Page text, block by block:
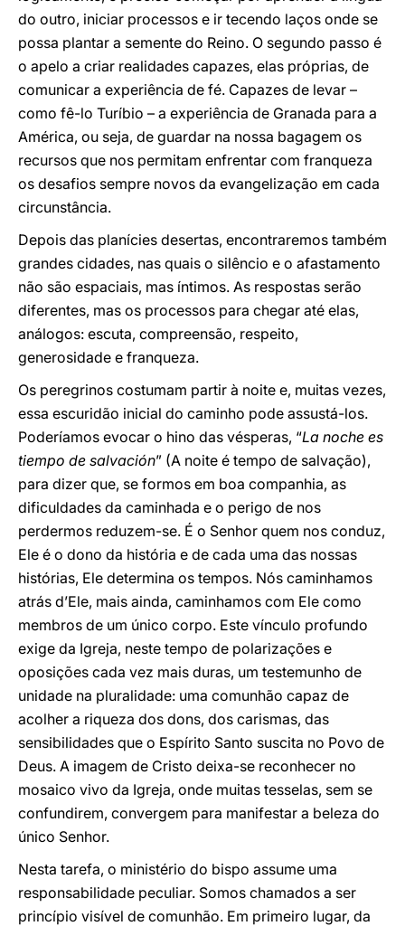
do outro, iniciar processos e ir tecendo laços onde se
possa plantar a semente do Reino. O segundo passo é
o apelo a criar realidades capazes, elas próprias, de
comunicar a experiência de fé. Capazes de levar –
como fê-lo Turíbio – a experiência de Granada para a
América, ou seja, de guardar na nossa bagagem os
recursos que nos permitam enfrentar com franqueza
os desafios sempre novos da evangelização em cada
circunstância.
Depois das planícies desertas, encontraremos também
grandes cidades, nas quais o silêncio e o afastamento
não são espaciais, mas íntimos. As respostas serão
diferentes, mas os processos para chegar até elas,
análogos: escuta, compreensão, respeito,
generosidade e franqueza.
Os peregrinos costumam partir à noite e, muitas vezes,
essa escuridão inicial do caminho pode assustá-los.
Poderíamos evocar o hino das vésperas, “La noche es
tiempo de salvación” (A noite é tempo de salvação),
para dizer que, se formos em boa companhia, as
dificuldades da caminhada e o perigo de nos
perdermos reduzem-se. É o Senhor quem nos conduz,
Ele é o dono da história e de cada uma das nossas
histórias, Ele determina os tempos. Nós caminhamos
atrás d’Ele, mais ainda, caminhamos com Ele como
membros de um único corpo. Este vínculo profundo
exige da Igreja, neste tempo de polarizações e
oposições cada vez mais duras, um testemunho de
unidade na pluralidade: uma comunhão capaz de
acolher a riqueza dos dons, dos carismas, das
sensibilidades que o Espírito Santo suscita no Povo de
Deus. A imagem de Cristo deixa-se reconhecer no
mosaico vivo da Igreja, onde muitas tesselas, sem se
confundirem, convergem para manifestar a beleza do
único Senhor.
Nesta tarefa, o ministério do bispo assume uma
responsabilidade peculiar. Somos chamados a ser
princípio visível de comunhão. Em primeiro lugar, da